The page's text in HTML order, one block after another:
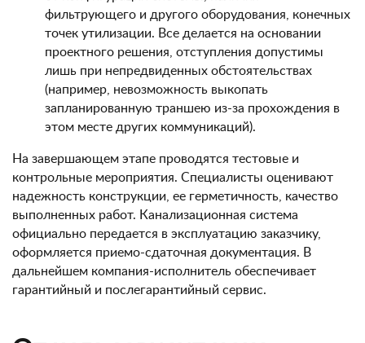
фильтрующего и другого оборудования, конечных
точек утилизации. Все делается на основании
проектного решения, отступления допустимы
лишь при непредвиденных обстоятельствах
(например, невозможность выкопать
запланированную траншею из-за прохождения в
этом месте других коммуникаций).
На завершающем этапе проводятся тестовые и
контрольные мероприятия. Специалисты оценивают
надежность конструкции, ее герметичность, качество
выполненных работ. Канализационная система
официально передается в эксплуатацию заказчику,
оформляется приемо-сдаточная документация. В
дальнейшем компания-исполнитель обеспечивает
гарантийный и послегарантийный сервис.